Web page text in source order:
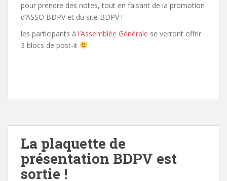
pour prendre des notes, tout en faisant de la promotion
d’ASSO BDPV et du site BDPV !
les participants à l’Assemblée Générale se verront offrir
3 blocs de post-it
La plaquette de
présentation BDPV est
sortie !